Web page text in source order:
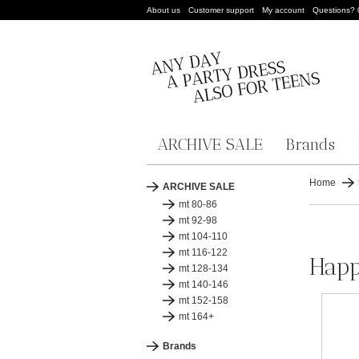
About us Customer support My account Questions?
ARCHIVE SALE Brands
ARCHIVE SALE
mt 80-86
mt 92-98
mt 104-110
mt 116-122
mt 128-134
mt 140-146
mt 152-158
mt 164+
Brands
Home